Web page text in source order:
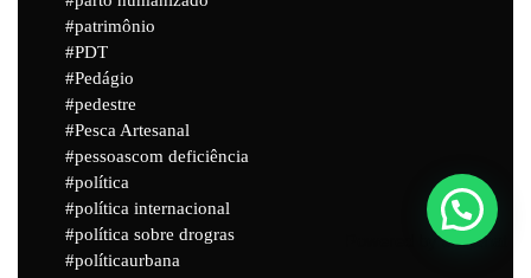
patrimônio
PDT
Pedágio
pedestre
Pesca Artesanal
pessoascom deficiência
política
política internacional
política sobre drogras
políticaurbana
Powered byJoinchat